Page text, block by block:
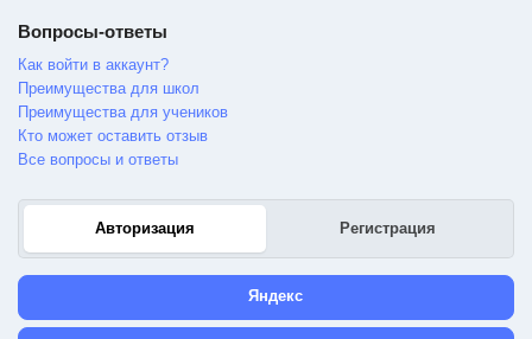
Вопросы-ответы
Как войти в аккаунт?
Преимущества для школ
Преимущества для учеников
Кто может оставить отзыв
Все вопросы и ответы
Авторизация Регистрация
Яндекс